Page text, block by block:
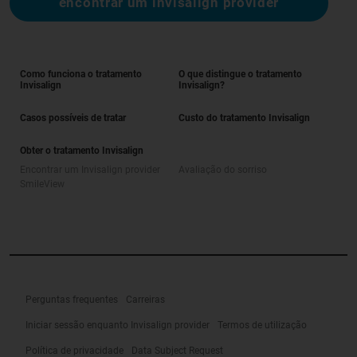
Como funciona o tratamento
Invisalign
O que distingue o tratamento
Invisalign?
Casos possíveis de tratar Custo do tratamento Invisalign
Obter o tratamento Invisalign
Perguntas frequentes Carreiras
Iniciar sessão enquanto Invisalign provider Termos de utilização
Política de privacidade Data Subject Request